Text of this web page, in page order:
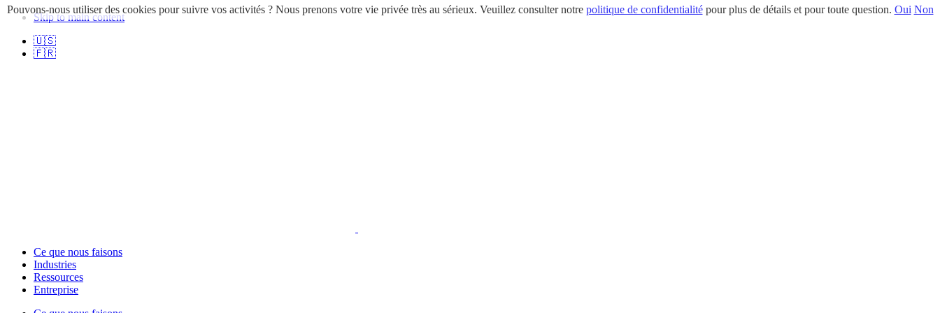
Skip to main content
🇺🇸
🇫🇷
Ce que nous faisons
Industries
Ressources
Entreprise
Pouvons-nous utiliser des cookies pour suivre vos activités ? Nous prenons votre vie privée très au sérieux. Veuillez consulter notre politique de confidentialitépour plus de détails et pour toute question. Oui Non